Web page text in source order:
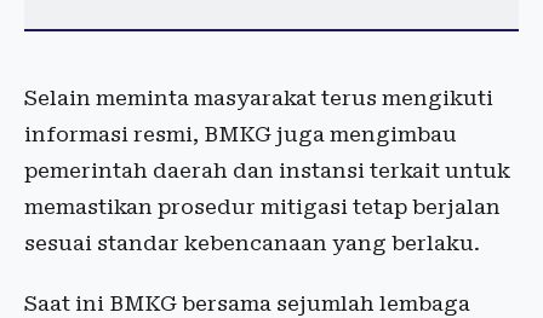
Selain meminta masyarakat terus mengikuti
informasi resmi, BMKG juga mengimbau
pemerintah daerah dan instansi terkait untuk
memastikan prosedur mitigasi tetap berjalan
sesuai standar kebencanaan yang berlaku.
Saat ini BMKG bersama sejumlah lembaga